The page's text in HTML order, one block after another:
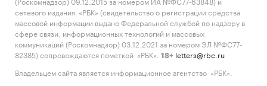
Объем производства нерафинированного
подсолнечного масла в 2021 году в сравнении с
2020 годом сократился на ***% и составил ***
сетевого издания «РБК» (свидетельство о регистрации средства
массовой информации выдано Федеральной службой по надзору в
сфере связи, информационных технологий и массовых
коммуникаций (Роскомнадзор) 03.12.2021 за номером ЭЛ №ФС77-
82385) сопровождаются пометкой «РБК».
18+ letters@rbc.ru
Владельцем сайта является информационное агентство «РБК».